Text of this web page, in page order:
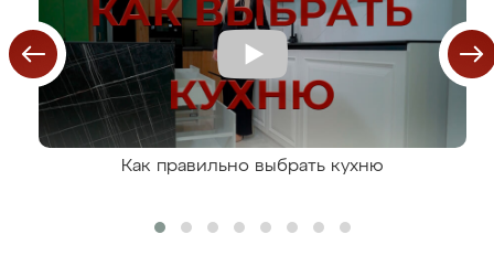
Как правильно выбрать кухню